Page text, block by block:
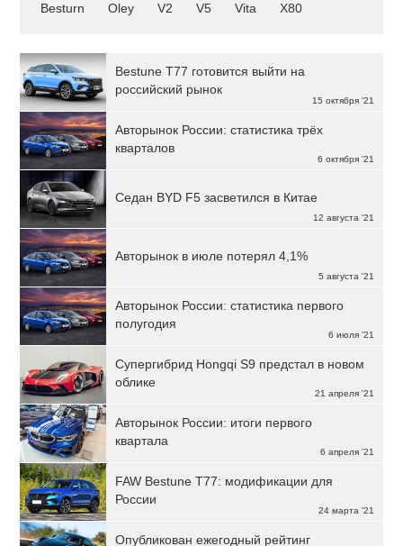
Besturn Oley V2 V5 Vita X80
15 октября '21
Bestune T77 готовится выйти на
российский рынок
6 октября '21
Авторынок России: статистика трёх
кварталов
12 августа '21
Седан BYD F5 засветился в Китае
5 августа '21
Авторынок в июле потерял 4,1%
6 июля '21
Авторынок России: статистика первого
полугодия
21 апреля '21
Супергибрид Hongqi S9 предстал в новом
облике
6 апреля '21
Авторынок России: итоги первого
квартала
24 марта '21
FAW Bestune T77: модификации для
России
Опубликован ежегодный рейтинг